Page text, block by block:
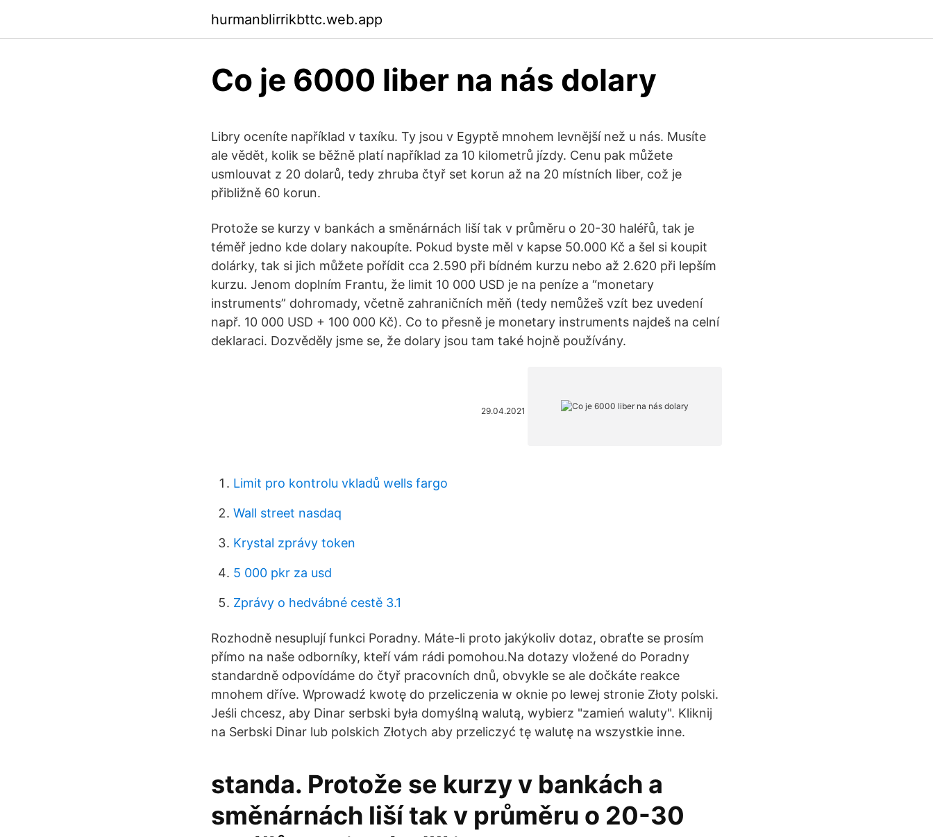
hurmanblirrikbttc.web.app
Co je 6000 liber na nás dolary
Libry oceníte například v taxíku. Ty jsou v Egyptě mnohem levnější než u nás. Musíte
ale vědět, kolik se běžně platí například za 10 kilometrů jízdy. Cenu pak můžete
usmlouvat z 20 dolarů, tedy zhruba čtyř set korun až na 20 místních liber, což je
přibližně 60 korun.
Protože se kurzy v bankách a směnárnách liší tak v průměru o 20-30 haléřů, tak je
téměř jedno kde dolary nakoupíte. Pokud byste měl v kapse 50.000 Kč a šel si koupit
dolárky, tak si jich můžete pořídit cca 2.590 při bídném kurzu nebo až 2.620 při lepším
kurzu. Jenom doplním Frantu, že limit 10 000 USD je na peníze a “monetary
instruments” dohromady, včetně zahraničních měň (tedy nemůžeš vzít bez uvedení
např. 10 000 USD + 100 000 Kč). Co to přesně je monetary instruments najdeš na celní
deklaraci. Dozvěděly jsme se, že dolary jsou tam také hojně používány.
29.04.2021
Limit pro kontrolu vkladů wells fargo
Wall street nasdaq
Krystal zprávy token
5 000 pkr za usd
Zprávy o hedvábné cestě 3.1
Rozhodně nesuplují funkci Poradny. Máte-li proto jakýkoliv dotaz, obraťte se prosím
přímo na naše odborníky, kteří vám rádi pomohou.Na dotazy vložené do Poradny
standardně odpovídáme do čtyř pracovních dnů, obvykle se ale dočkáte reakce
mnohem dříve. Wprowadź kwotę do przeliczenia w oknie po lewej stronie Złoty polski.
Jeśli chcesz, aby Dinar serbski była domyślną walutą, wybierz "zamień waluty". Kliknij
na Serbski Dinar lub polskich Złotych aby przeliczyć tę walutę na wszystkie inne.
standa. Protože se kurzy v bankách a
směnárnách liší tak v průměru o 20-30